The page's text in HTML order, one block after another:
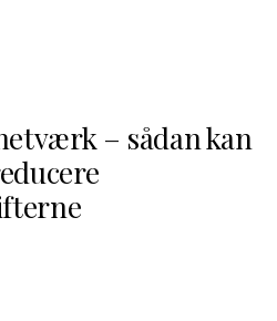
– sådan kan